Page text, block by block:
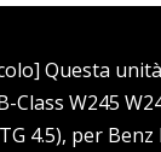
Questa
Class W245
4.5), per Benz